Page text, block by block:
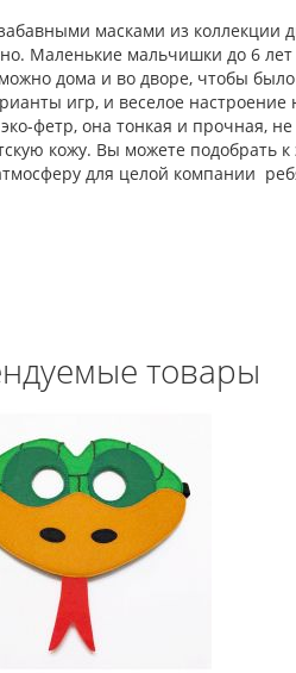
масками из коллекции
Маленькие мальчишки до 6 лет
дома и во дворе, чтобы
игр, и веселое настроение
фетр, она тонкая и прочная,
кожу. Вы можете подобрать к
для целой компании
товары